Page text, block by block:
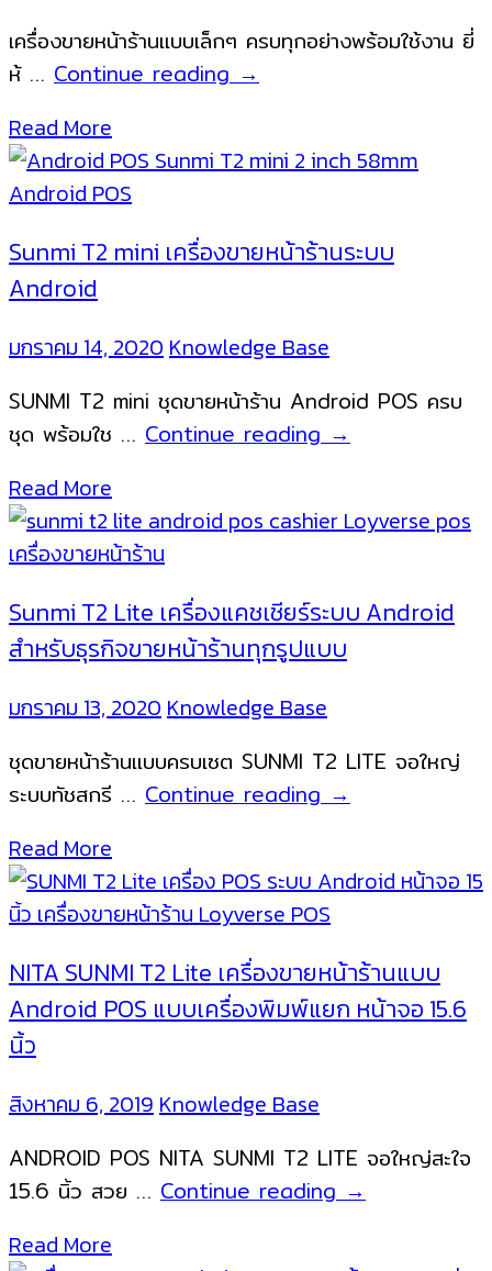
รองรับ
หน้า
ใน
ไทย
เครื่องขายหน้าร้านแบบเล็กๆ ครบทุกอย่างพร้อมใช้งาน ยี่
ห้ … Continue readingเครื่อง
แอน
ขนาด
เครื่อง
ขาย
หน้า
ร้าน
แบบ
ชุด
เปิด
ร้าน
ได้
NITA
รุ่น
→
Read More
Sunmi T2 mini เครื่องขายหน้าร้านระบบ
Android
มกราคม 14, 2020Knowledge Base
SUNMI T2 mini ชุดขายหน้าร้าน Android POS ครบ
ชุด พร้อมใช … Continue readingSunmi
เครื่อง
ร้าน
ระบบ
→
Read More
Sunmi T2 Lite เครื่องแคชเชียร์ระบบ Android
สำหรับธุรกิจขายหน้าร้านทุกรูปแบบ
มกราคม 13, 2020Knowledge Base
ชุดขายหน้าร้านแบบครบเซต SUNMI T2 LITE จอใหญ่
ระบบทัชสกรี … Continue readingSunmi
เครื่อง
แคชเชียร์
ระบบ
Android
สำหรับ
ร้าน
ทุก
→
Read More
NITA SUNMI T2 Lite เครื่องขายหน้าร้านแบบ
Android POS แบบเครื่องพิมพ์แยก หน้าจอ 15.6
นิ้ว
สิงหาคม 6, 2019Knowledge Base
ANDROID POS NITA SUNMI T2 LITE จอใหญ่สะใจ
15.6 นิ้ว สวย … Continue readingNITA
→
Read More